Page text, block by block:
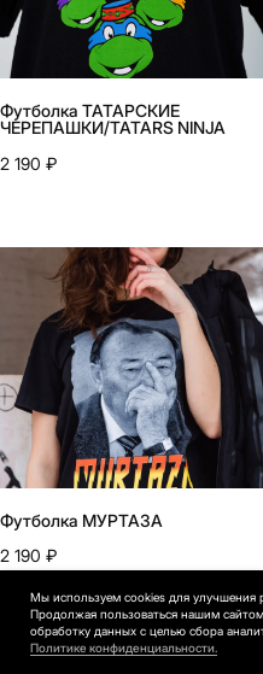
Футболка ТАТАРСКИЕ
ЧЕРЕПАШКИ/TATARS NINJA
2 190 ₽
Футболка МУРТАЗА
2 190 ₽
Мы используем cookies для улучшения
Продолжая пользоваться нашим
обработку данных с целью сбора
Политике конфиденциальности.